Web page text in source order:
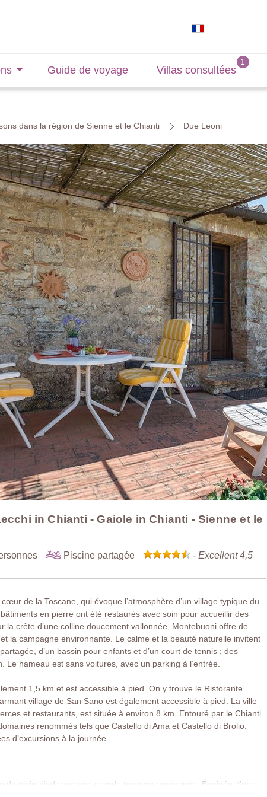
Guide de voyage Villas consultées
dans la région de Sienne et le Chianti Due Leoni
in Chianti - Gaiole in Chianti - Sienne et le
Piscine partagée - Excellent 4,5
de la Toscane, qui évoque l’atmosphère d’un village typique du
en pierre ont été restaurés avec soin pour accueillir des
la crête d’une colline doucement vallonnée, Montebuoni offre de
la campagne environnante. Le calme et la beauté naturelle invitent
d’un bassin pour enfants et d’un court de tennis ; des
hameau est sans voitures, avec un parking à l’entrée.
1,5 km et est accessible à pied. On y trouve le Ristorante
village de San Sano est également accessible à pied. La ville
et restaurants, est située à environ 8 km. Entouré par le Chianti
renommés tels que Castello di Ama et Castello di Brolio.
d’excursions à la journée
plain-pied avec une grande terrasse aménagée. Équipée d’une